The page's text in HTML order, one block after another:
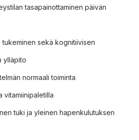
tasapainottaminen päivän
tukeminen sekä kognitiivisen
ylläpito
normaali toiminta
vitamiinipaletilla
tuki ja yleinen hapenkulutuksen